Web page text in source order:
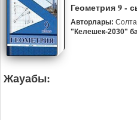
Геометрия 9 -
Авторлары:
"Келешек-2030"
Жауабы: